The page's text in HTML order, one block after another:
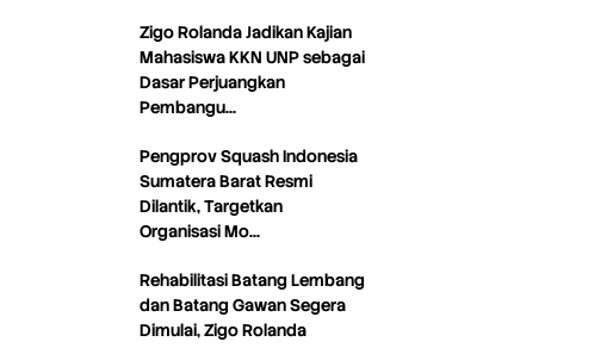
Zigo Rolanda Jadikan Kajian
Mahasiswa KKN UNP sebagai
Dasar Perjuangkan
Pembangu…
Pengprov Squash Indonesia
Sumatera Barat Resmi
Dilantik, Targetkan
Organisasi Mo…
Rehabilitasi Batang Lembang
dan Batang Gawan Segera
Dimulai, Zigo Rolanda